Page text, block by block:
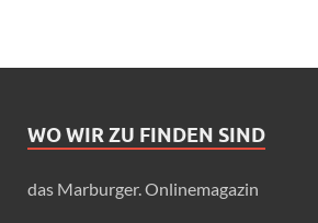
WO WIR ZU FINDEN SIND
das Marburger. Onlinemagazin